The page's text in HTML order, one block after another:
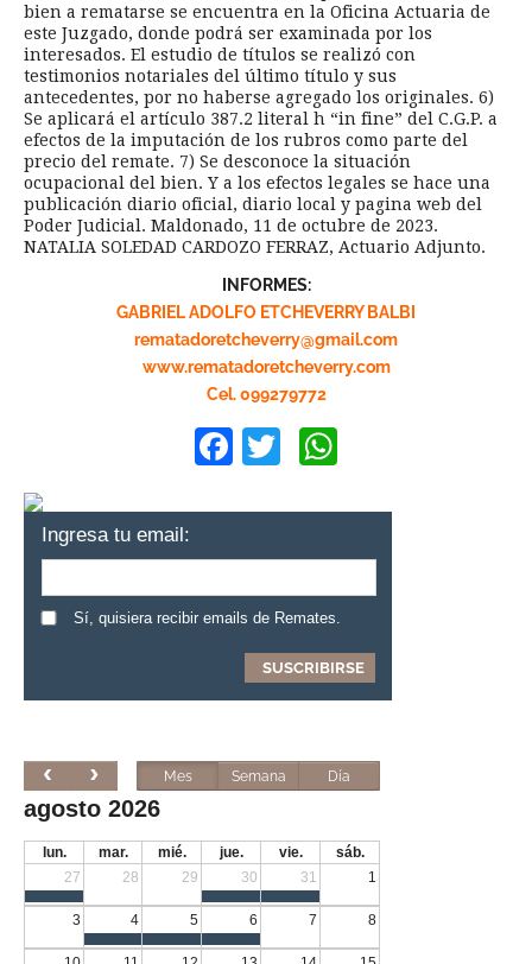
bien a rematarse se encuentra en la Oficina Actuaria de
este Juzgado, donde podrá ser examinada por los
interesados. El estudio de títulos se realizó con
testimonios notariales del último título y sus
antecedentes, por no haberse agregado los originales. 6)
Se aplicará el artículo 387.2 literal h “in fine” del C.G.P. a
efectos de la imputación de los rubros como parte del
precio del remate. 7) Se desconoce la situación
ocupacional del bien. Y a los efectos legales se hace una
publicación diario oficial, diario local y pagina web del
Poder Judicial. Maldonado, 11 de octubre de 2023.
NATALIA SOLEDAD CARDOZO FERRAZ, Actuario Adjunto.
INFORMES:
GABRIEL ADOLFO ETCHEVERRY BALBI
rematadoretcheverry@gmail.com
www.rematadoretcheverry.com
Cel. 099279772
Facebook
Twitter
Ingresa tu email:
Sí, quisiera recibir emails de Remates.
Mes Semana Día
agosto 2026
lun. mar. mié. jue. vie.
sáb.
27
28 29 30 31 1
3 4 5 6 7 8